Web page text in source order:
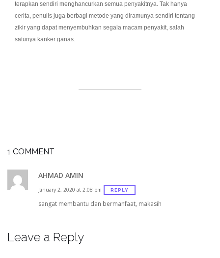
terapkan sendiri menghancurkan semua penyakitnya. Tak hanya
cerita, penulis juga berbagi metode yang diramunya sendiri tentang
zikir yang dapat menyembuhkan segala macam penyakit, salah
satunya kanker ganas.
1 COMMENT
AHMAD AMIN
January 2, 2020 at 2:08 pm REPLY
sangat membantu dan bermanfaat, makasih
Leave a Reply